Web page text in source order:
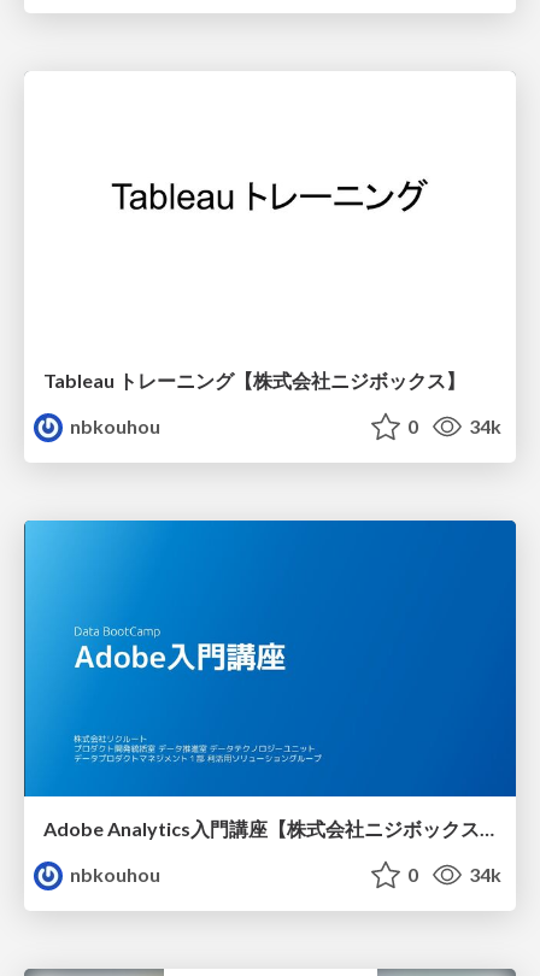
Tableau トレーニング【株式会社ニジボックス】
nbkouhou
0 34k
Adobe Analytics入門講座【株式会社ニジボックス】
nbkouhou
0 34k